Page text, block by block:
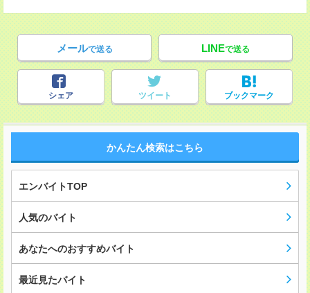
メールで送る LINEで送る
シェア ツイート ブックマーク
かんたん検索はこちら
エンバイトTOP
人気のバイト
あなたへのおすすめバイト
最近見たバイト